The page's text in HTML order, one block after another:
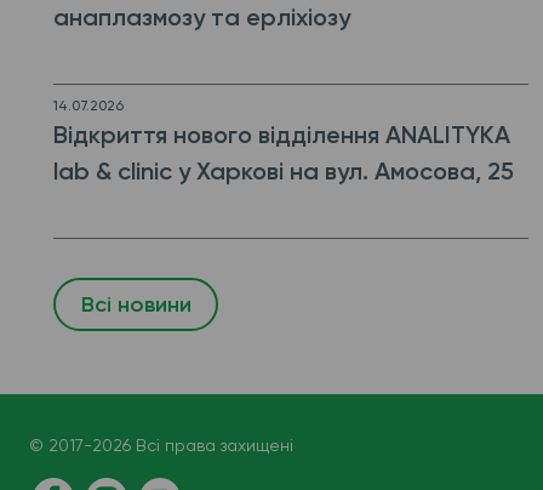
анаплазмозу та ерліхіозу
14.07.2026
Відкриття нового відділення ANALITYKA
lab & clinic у Харкові на вул. Амосова, 25
Всі новини
© 2017-2026 Всі права захищені